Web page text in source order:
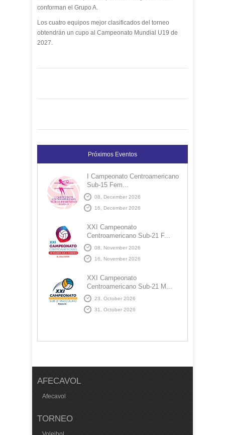
conforman el Grupo A.
Los cuatro equipos mejor clasificados del torneo
obtendrán un cupo al Campeonato Mundial U19 de
2027.
Próximos Eventos
I Campeonato Centroamericano
Sub-15 Fem...
08, December 2026
16, December 2026
XXI Campeonato
Centroamericano Sub-21 F...
08, November 2026
16, November 2026
XXI Campeonato
Centroamericano Sub-21 M...
23, October 2026
31, October 2026
AFECAVOL
Afecavol
TORNEO